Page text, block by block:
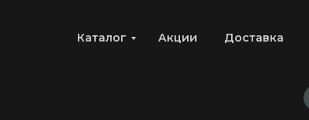
Каталог Акции Доставка